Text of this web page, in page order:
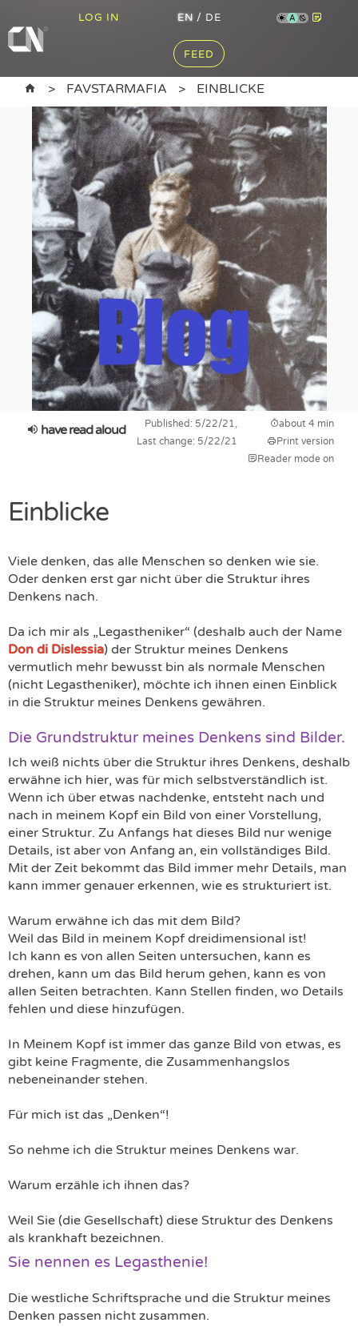
FEED
LOG IN EN / DE A
FAVSTARMAFIA EINBLICKE
have read aloud
Published: 5/22/21,
Last change: 5/22/21
about 4 min
Print version
Reader mode on
Einblicke
Viele denken, das alle Menschen so denken wie sie.
Oder denken erst gar nicht über die Struktur ihres
Denkens nach.
Da ich mir als „Legastheniker“ (deshalb auch der Name
Don di Dislessia) der Struktur meines Denkens
vermutlich mehr bewusst bin als normale Menschen
(nicht Legastheniker), möchte ich ihnen einen Einblick
in die Struktur meines Denkens gewähren.
Die Grundstruktur meines Denkens sind Bilder.
Ich weiß nichts über die Struktur ihres Denkens, deshalb
erwähne ich hier, was für mich selbstverständlich ist.
Wenn ich über etwas nachdenke, entsteht nach und
nach in meinem Kopf ein Bild von einer Vorstellung,
einer Struktur. Zu Anfangs hat dieses Bild nur wenige
Details, ist aber von Anfang an, ein vollständiges Bild.
Mit der Zeit bekommt das Bild immer mehr Details, man
kann immer genauer erkennen, wie es strukturiert ist.
Warum erwähne ich das mit dem Bild?
Weil das Bild in meinem Kopf dreidimensional ist!
Ich kann es von allen Seiten untersuchen, kann es
drehen, kann um das Bild herum gehen, kann es von
allen Seiten betrachten. Kann Stellen finden, wo Details
fehlen und diese hinzufügen.
In Meinem Kopf ist immer das ganze Bild von etwas, es
gibt keine Fragmente, die Zusammenhangslos
nebeneinander stehen.
Für mich ist das „Denken“!
So nehme ich die Struktur meines Denkens war.
Warum erzähle ich ihnen das?
Weil Sie (die Gesellschaft) diese Struktur des Denkens
als krankhaft bezeichnen.
Sie nennen es Legasthenie!
Die westliche Schriftsprache und die Struktur meines
Denken passen nicht zusammen.